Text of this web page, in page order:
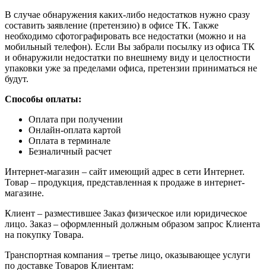
В случае обнаружения каких-либо недостатков нужно сразу
составить заявление (претензию) в офисе ТК. Также
необходимо сфотографировать все недостатки (можно и на
мобильный телефон). Если Вы забрали посылку из офиса ТК
и обнаружили недостатки по внешнему виду и целостности
упаковки уже за пределами офиса, претензии приниматься не
будут.
Способы оплаты:
Оплата при получении
Онлайн-оплата картой
Оплата в терминале
Безналичный расчет
Интернет-магазин – сайт имеющий адрес в сети Интернет.
Товар – продукция, представленная к продаже в интернет-
магазине.
Клиент – разместившее Заказ физическое или юридическое
лицо. Заказ – оформленный должным образом запрос Клиента
на покупку Товара.
Транспортная компания – третье лицо, оказывающее услуги
по доставке Товаров Клиентам: